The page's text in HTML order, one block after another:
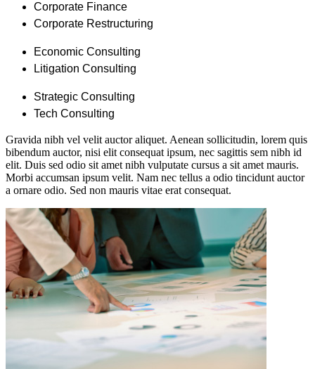
Corporate Finance
Corporate Restructuring
Economic Consulting
Litigation Consulting
Strategic Consulting
Tech Consulting
Gravida nibh vel velit auctor aliquet. Aenean sollicitudin, lorem quis
bibendum auctor, nisi elit consequat ipsum, nec sagittis sem nibh id
elit. Duis sed odio sit amet nibh vulputate cursus a sit amet mauris.
Morbi accumsan ipsum velit. Nam nec tellus a odio tincidunt auctor
a ornare odio. Sed non mauris vitae erat consequat.